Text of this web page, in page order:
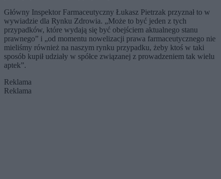
Główny Inspektor Farmaceutyczny Łukasz Pietrzak przyznał to w
wywiadzie dla Rynku Zdrowia. „Może to być jeden z tych
przypadków, które wydają się być obejściem aktualnego stanu
prawnego” i „od momentu nowelizacji prawa farmaceutycznego nie
mieliśmy również na naszym rynku przypadku, żeby ktoś w taki
sposób kupił udziały w spółce związanej z prowadzeniem tak wielu
aptek”.
Reklama
Reklama